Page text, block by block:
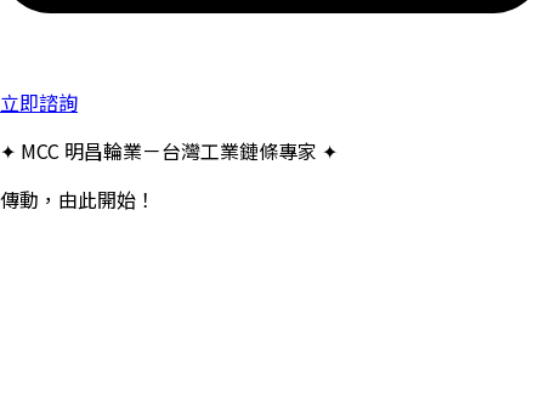
立即諮詢
✦ MCC 明昌輪業－台灣工業鏈條專家 ✦
傳動，由此開始！